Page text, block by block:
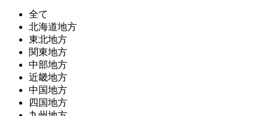
全て
北海道地方
東北地方
関東地方
中部地方
近畿地方
中国地方
四国地方